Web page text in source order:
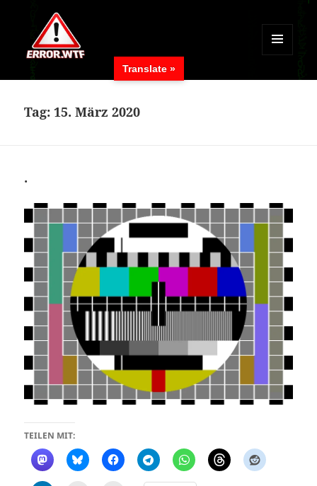
MENÜ
WIDGETS
Tag: 15. März 2020
.
TEILEN MIT:
Translate »